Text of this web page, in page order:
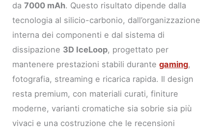
da7000 mAh. Questo risultato dipende dalla
tecnologia al silicio-carbonio, dall’organizzazione
interna dei componenti e dal sistema di
dissipazione 3D IceLoop, progettato per
mantenere prestazioni stabili durantegaming,
fotografia, streaming e ricarica rapida. Il design
resta premium, con materiali curati, finiture
moderne, varianti cromatiche sia sobrie sia più
vivaci e una costruzione che le recensioni